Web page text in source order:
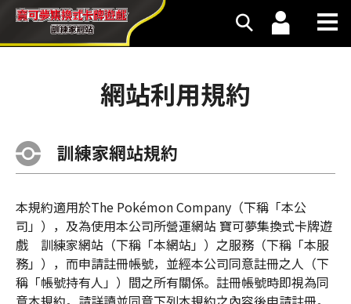
網站利用規約
訓練家網站規約
本規約適用於The Pokémon Company（下稱「本公
司」），及為使用本公司所營運網站 寶可夢集換式卡牌遊
戲 訓練家網站（下稱「本網站」）之服務（下稱「本服
務」），而申請註冊帳號，並經本公司同意註冊之人（下
稱「帳號持有人」）間之所有關係。註冊帳號時即視為同